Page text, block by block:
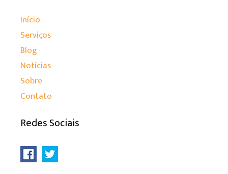
Início
Serviços
Blog
Notícias
Sobre
Contato
Redes Sociais